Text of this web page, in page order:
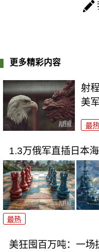
更多精彩内容
射
美
最热
1.3万俄军直插日本
最热
美狂囤百万吨：一场